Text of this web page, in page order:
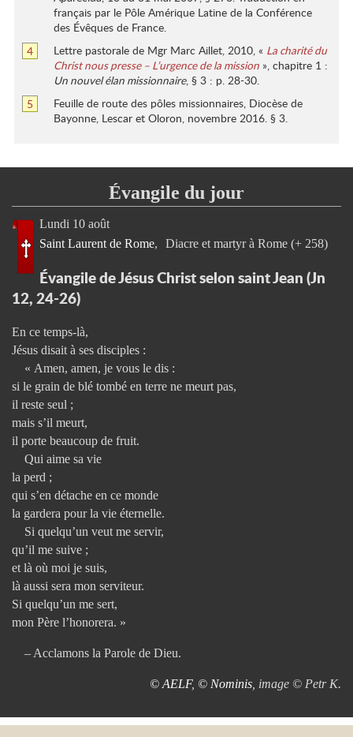
référence
la
note
de
français par le Pôle Amérique Latine de la Conférence
des Évêques de France.
Retour
référence
de
bas
4 Lettre pastorale de Mgr Marc Aillet, 2010, « La charité du
Christ nous presse – L’urgence de la mission », chapitre 1 :
Un nouvel élan missionnaire, § 3 : p. 28-30.
Retour
de
bas
de
page
5
Feuille de route des pôles missionnaires, Diocèse de
Bayonne, Lescar et Oloron, novembre 2016. § 3.
Évangile du jour
Lundi 10 août
Saint Laurent de Rome
Diacre et martyr à Rome (+ 258)
Évangile de Jésus Christ selon saint Jean (Jn
12, 24-26)
En ce temps-là,
Jésus disait à ses disciples :
« Amen, amen, je vous le dis :
si le grain de blé tombé en terre ne meurt pas,
il reste seul ;
mais s’il meurt,
il porte beaucoup de fruit.
Qui aime sa vie
la perd ;
qui s’en détache en ce monde
la gardera pour la vie éternelle.
Si quelqu’un veut me servir,
qu’il me suive ;
et là où moi je suis,
là aussi sera mon serviteur.
Si quelqu’un me sert,
mon Père l’honorera. »
– Acclamons la Parole de Dieu.
© AELF, © Nominis, image © Petr K.